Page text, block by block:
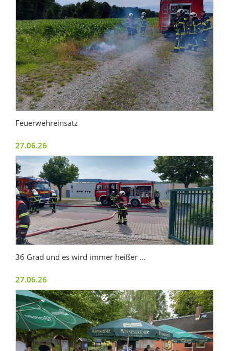
Feuerwehreinsatz
27.06.26
36 Grad und es wird immer heißer ...
27.06.26